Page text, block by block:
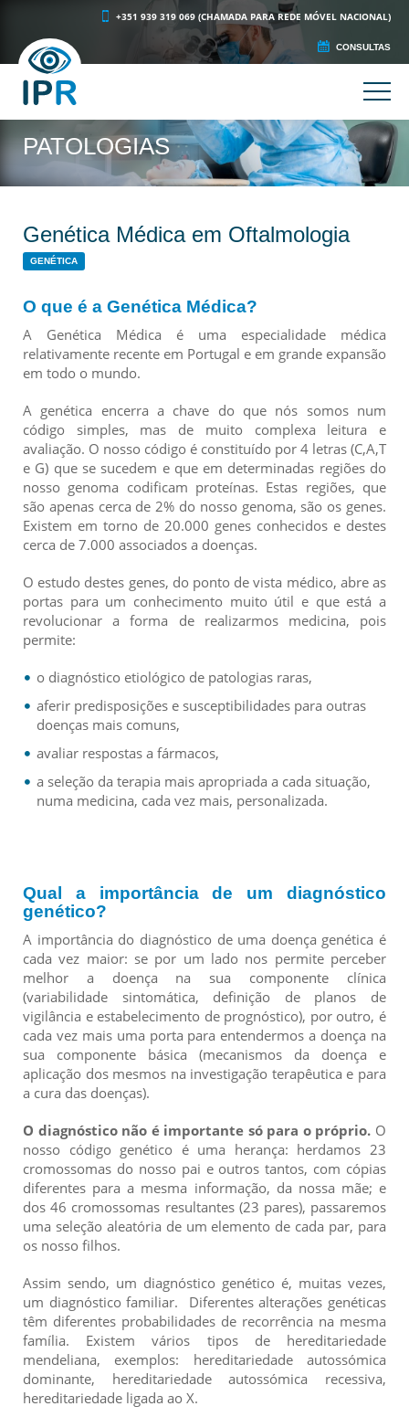
+351 939 319 069 (CHAMADA PARA REDE MÓVEL NACIONAL)
CONSULTAS
PATOLOGIAS
Genética Médica em Oftalmologia
GENÉTICA
O que é a Genética Médica?
A Genética Médica é uma especialidade médica
relativamente recente em Portugal e em grande expansão
em todo o mundo.
A genética encerra a chave do que nós somos num
código simples, mas de muito complexa leitura e
avaliação. O nosso código é constituído por 4 letras (C,A,T
e G) que se sucedem e que em determinadas regiões do
nosso genoma codificam proteínas. Estas regiões, que
são apenas cerca de 2% do nosso genoma, são os genes.
Existem em torno de 20.000 genes conhecidos e destes
cerca de 7.000 associados a doenças.
O estudo destes genes, do ponto de vista médico, abre as
portas para um conhecimento muito útil e que está a
revolucionar a forma de realizarmos medicina, pois
permite:
o diagnóstico etiológico de patologias raras,
aferir predisposições e susceptibilidades para outras
doenças mais comuns,
avaliar respostas a fármacos,
a seleção da terapia mais apropriada a cada situação,
numa medicina, cada vez mais, personalizada.
Qual a importância de um diagnóstico
genético?
A importância do diagnóstico de uma doença genética é
cada vez maior: se por um lado nos permite perceber
melhor a doença na sua componente clínica
(variabilidade sintomática, definição de planos de
vigilância e estabelecimento de prognóstico), por outro, é
cada vez mais uma porta para entendermos a doença na
sua componente básica (mecanismos da doença e
aplicação dos mesmos na investigação terapêutica e para
a cura das doenças).
O diagnóstico não é importante só para o próprio. O
nosso código genético é uma herança: herdamos 23
cromossomas do nosso pai e outros tantos, com cópias
diferentes para a mesma informação, da nossa mãe; e
dos 46 cromossomas resultantes (23 pares), passaremos
uma seleção aleatória de um elemento de cada par, para
os nosso filhos.
Assim sendo, um diagnóstico genético é, muitas vezes,
um diagnóstico familiar. Diferentes alterações genéticas
têm diferentes probabilidades de recorrência na mesma
família. Existem vários tipos de hereditariedade
mendeliana, exemplos: hereditariedade autossómica
dominante, hereditariedade autossómica recessiva,
hereditariedade ligada ao X.